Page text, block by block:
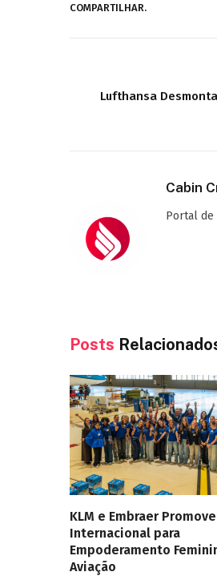
COMPARTILHAR.
Lufthansa
Cabin
Portal de
Posts
KLM e Embraer
Internacional para
Empoderamento
Aviação